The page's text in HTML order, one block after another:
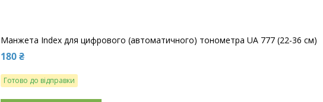
Манжета Index для цифрового (автоматичного) тонометра UA 777 (22-36 см)
180 ₴
Готово до відправки